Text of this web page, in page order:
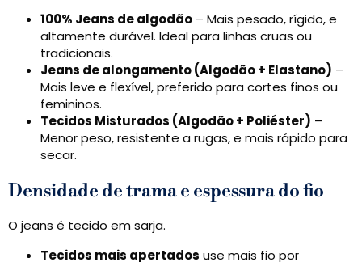
100% Jeans de algodão – Mais pesado, rígido, e
altamente durável. Ideal para linhas cruas ou
tradicionais.
Jeans de alongamento (Algodão + Elastano) –
Mais leve e flexível, preferido para cortes finos ou
femininos.
Tecidos Misturados (Algodão + Poliéster) –
Menor peso, resistente a rugas, e mais rápido para
secar.
Densidade de trama e espessura do fio
O jeans é tecido em sarja.
Tecidos mais apertados use mais fio por